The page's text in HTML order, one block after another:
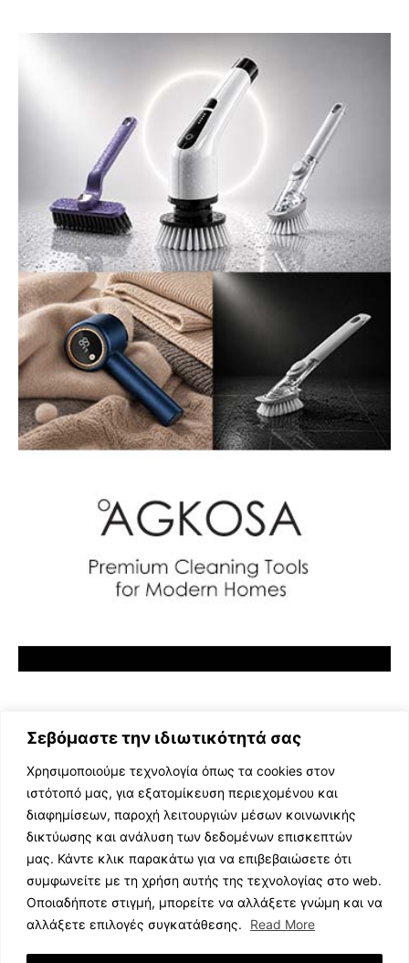
Σεβόμαστε την ιδιωτικότητά σας
Χρησιμοποιούμε τεχνολογία όπως τα cookies στον
ιστότοπό μας, για εξατομίκευση περιεχομένου και
διαφημίσεων, παροχή λειτουργιών μέσων κοινωνικής
δικτύωσης και ανάλυση των δεδομένων επισκεπτών
μας. Κάντε κλικ παρακάτω για να επιβεβαιώσετε ότι
συμφωνείτε με τη χρήση αυτής της τεχνολογίας στο web.
Οποιαδήποτε στιγμή, μπορείτε να αλλάξετε γνώμη και να
αλλάξετε επιλογές συγκατάθεσης.
Read More
ΕΛΛΗΝΙΚΗ ΜΟΥΣΙΚΗ
TV SHOWS
EVENTS
ΘΕΑΤΡΟ
ΔΙΑΓΩΝΙΣΜΟΙ
STOA CULTURA